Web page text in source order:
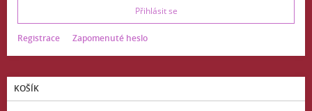
Registrace Zapomenuté heslo
KOŠÍK